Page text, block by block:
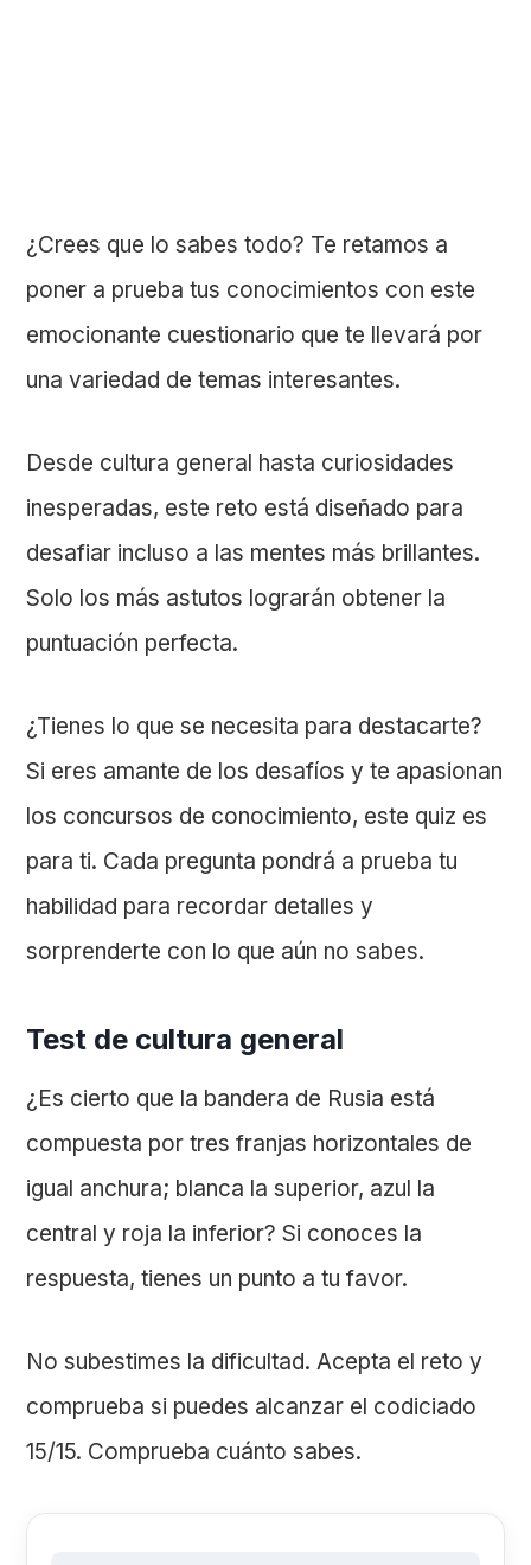
¿Crees que lo sabes todo? Te retamos a
poner a prueba tus conocimientos con este
emocionante cuestionario que te llevará por
una variedad de temas interesantes.
Desde cultura general hasta curiosidades
inesperadas, este reto está diseñado para
desafiar incluso a las mentes más brillantes.
Solo los más astutos lograrán obtener la
puntuación perfecta.
¿Tienes lo que se necesita para destacarte?
Si eres amante de los desafíos y te apasionan
los concursos de conocimiento, este quiz es
para ti. Cada pregunta pondrá a prueba tu
habilidad para recordar detalles y
sorprenderte con lo que aún no sabes.
Test de cultura general
¿Es cierto que la bandera de Rusia está
compuesta por tres franjas horizontales de
igual anchura; blanca la superior, azul la
central y roja la inferior? Si conoces la
respuesta, tienes un punto a tu favor.
No subestimes la dificultad. Acepta el reto y
comprueba si puedes alcanzar el codiciado
15/15. Comprueba cuánto sabes.